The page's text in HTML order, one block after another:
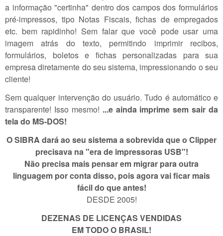
a informação "certinha" dentro dos campos dos formulários
pré-impressos, tipo Notas Fiscais, fichas de empregados
etc. bem rapidinho! Sem falar que você pode usar uma
imagem atrás do texto, permitindo imprimir recibos,
formulários, boletos e fichas personalizadas para sua
empresa diretamente do seu sistema, impressionando o seu
cliente!
Sem qualquer intervenção do usuário. Tudo é automático e
transparente! Isso mesmo! ...e ainda imprime sem sair da
tela do MS-DOS!
O SIBRA dará ao seu sistema a sobrevida que o Clipper
precisava na "era de impressoras USB"!
Não precisa mais pensar em migrar para outra
linguagem por conta disso, pois agora vai ficar mais
fácil do que antes!
DESDE 2005!
DEZENAS DE LICENÇAS VENDIDAS
EM TODO O BRASIL!